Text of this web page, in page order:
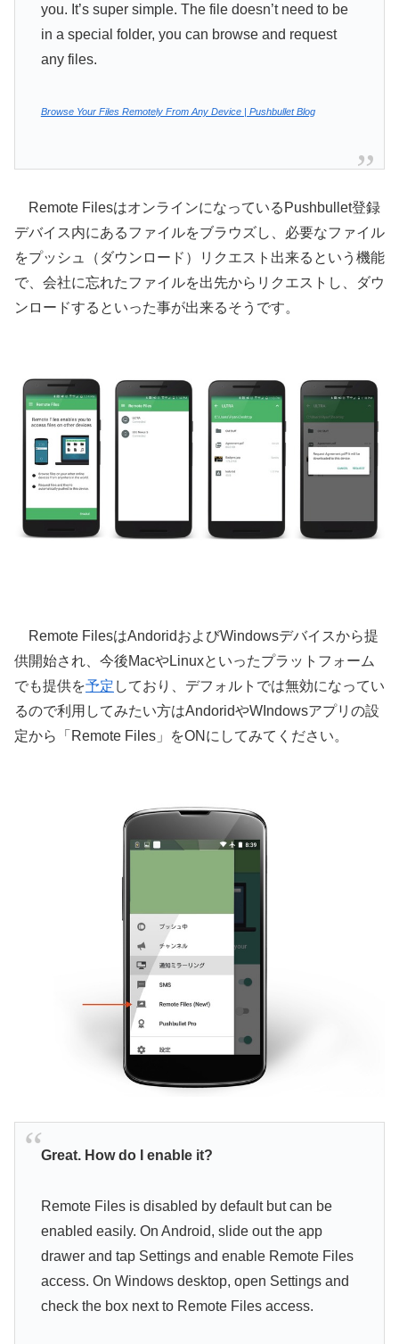
you. It’s super simple. The file doesn’t need to be
in a special folder, you can browse and request
any files.
Browse Your Files Remotely From Any Device | Pushbullet Blog
Remote FilesはオンラインになっているPushbullet登録
デバイス内にあるファイルをブラウズし、必要なファイル
をプッシュ（ダウンロード）リクエスト出来るという機能
で、会社に忘れたファイルを出先からリクエストし、ダウ
ンロードするといった事が出来るそうです。
Remote FilesはAndoridおよびWindowsデバイスから提
供開始され、今後MacやLinuxといったプラットフォーム
でも提供を予定 しており、デフォルトでは無効になってい
るので利用してみたい方はAndoridやWIndowsアプリの設
定から「Remote Files」をONにしてみてください。
Great. How do I enable it?
Remote Files is disabled by default but can be
enabled easily. On Android, slide out the app
drawer and tap Settings and enable Remote Files
access. On Windows desktop, open Settings and
check the box next to Remote Files access.